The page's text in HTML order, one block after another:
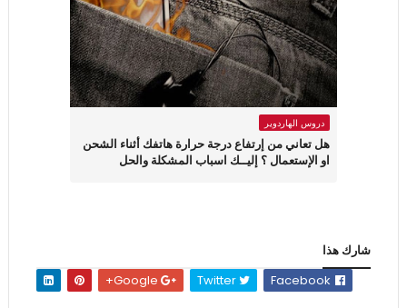
دروس الهاردوير
هل تعاني من إرتفاع درجة حرارة هاتفك أثناء الشحن
او الإستعمال ؟ إليــك اسباب المشكلة والحل
شارك هذا
Twitter